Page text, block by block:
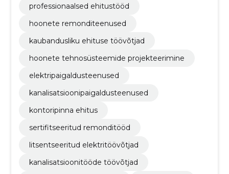
professionaalsed ehitustööd
hoonete remonditeenused
kaubandusliku ehituse töövõtjad
hoonete tehnosüsteemide projekteerimine
elektripaigaldusteenused
kanalisatsioonipaigaldusteenused
kontoripinna ehitus
sertifitseeritud remonditööd
litsentseeritud elektritöövõtjad
kanalisatsioonitööde töövõtjad